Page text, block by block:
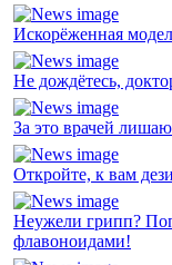
Искорёженная
Не дождётесь,
За это врачей
Откройте, к вам
Неужели грипп?
флавоноидами!